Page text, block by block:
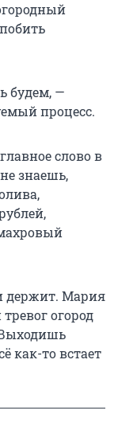
будем, —
процесс.
слово в
знаешь,
держит. Мария
огород
как-то встает